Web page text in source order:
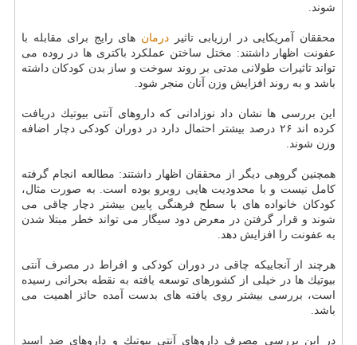
شوند.
محققان آمریكایی در ارزیابی تاثیر درمان های رایج برای مقابله با
عفونت اظهار داشتند: مختل ساختن عملكرد باكتری ها در روده می
تواند تاثیرات طولانی مدتی بر روند سوخت و ساز بدن كودكان داشته
باشد و به روند افزایش وزن آنان منجر شود.
این بررسی ها نشان داد نوزادانی كه داروهای آنتی بیوتیك دریافت
كرده اند ۲۶ درصد بیشتر احتمال دارد در دوران كودكی دچار اضافه
وزن شوند.
همچنین گروهی دیگر از محققان اظهار داشتند: مطالعه انجام گرفته
كامل نیست و با محدودیت هایی روبرو بوده است. به صورت مثال،
كودكان خانواده های با سطح فرهنگی پایین بیشتر دچار چاقی می
شوند و قرار گرفتن در معرض دود سیگار می تواند خطر مبتلا شدن
به عفونت را افزایش دهد.
هرچند از آنجاییكه چاقی در دوران كودكی و افراط در مصرف آنتی
بیوتیك ها در خیلی از كشورهای توسعه یافته به نقطه بحرانی رسیده
است، بررسی بیشتر روی یافته های بدست آمده حائز اهمیت می
باشد.
در این بررسی مصرف داروهای آنتی بیوتیك و داروهای ضد اسید